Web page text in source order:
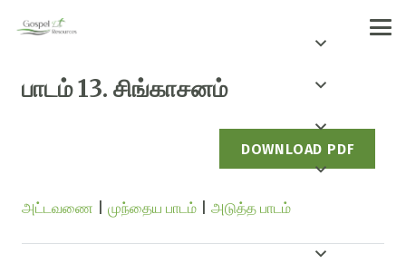
பாடம் 13. சிங்காசனம்
DOWNLOAD PDF
அட்டவணை முந்தைய பாடம் அடுத்த பாடம்